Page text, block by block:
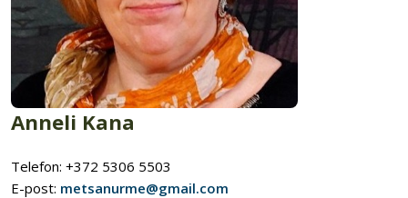
Anneli Kana
Telefon: +372 5306 5503
E-post: metsanurme@gmail.com